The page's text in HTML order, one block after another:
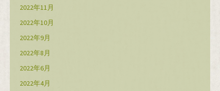
2022年11月
2022年10月
2022年9月
2022年8月
2022年6月
2022年4月